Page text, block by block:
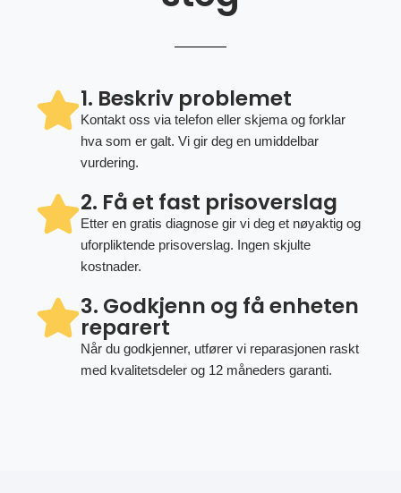
1. Beskriv problemet
Kontakt oss via telefon eller skjema og forklar
hva som er galt. Vi gir deg en umiddelbar
vurdering.
2. Få et fast prisoverslag
Etter en gratis diagnose gir vi deg et nøyaktig og
uforpliktende prisoverslag. Ingen skjulte
kostnader.
3. Godkjenn og få enheten
reparert
Når du godkjenner, utfører vi reparasjonen raskt
med kvalitetsdeler og 12 måneders garanti.